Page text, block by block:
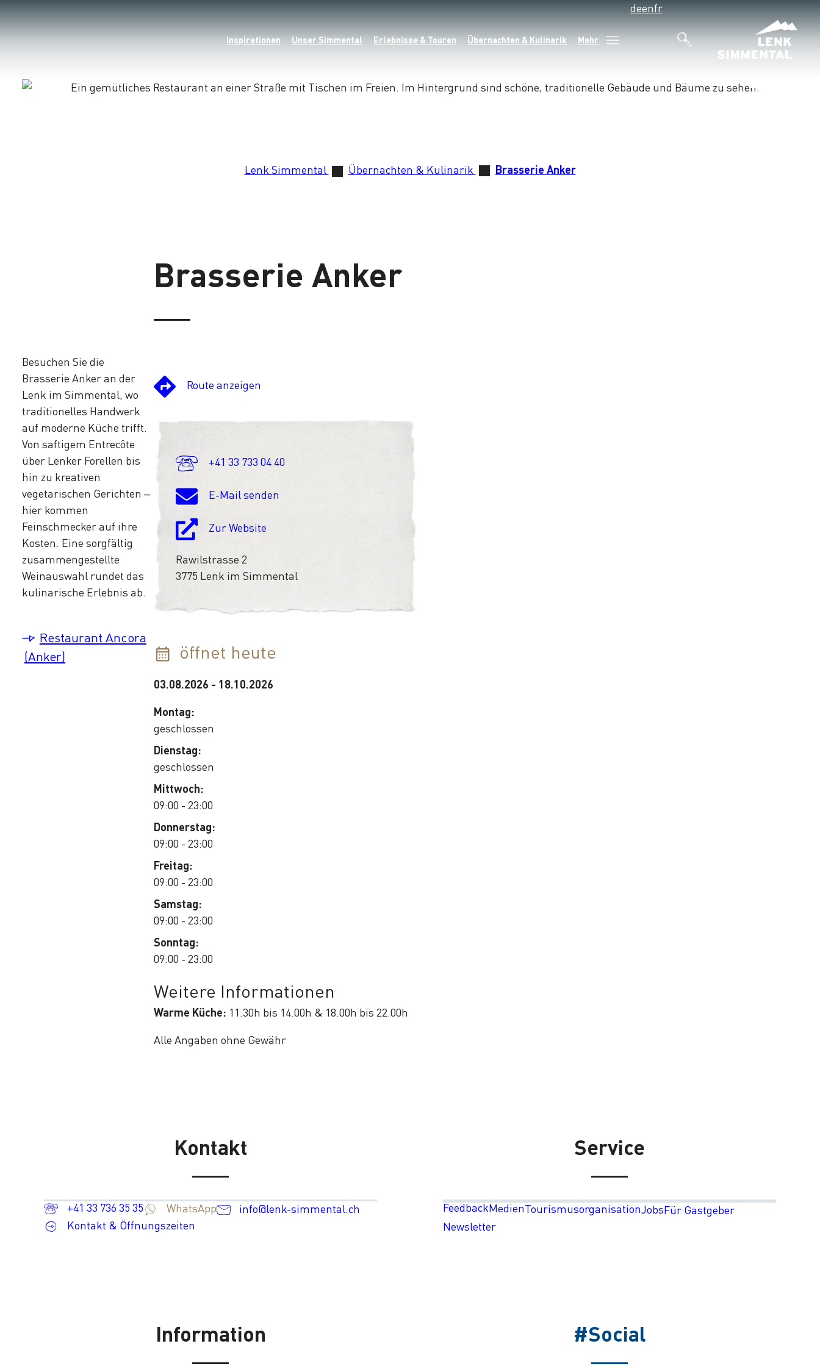
Inspirationen Unser Simmental Erlebnisse & Touren Übernachten & Kulinarik Mehr
deenfr
Lenk Simmental Übernachten & Kulinarik Brasserie Anker
Brasserie Anker
Besuchen Sie die
Brasserie Anker an der
Lenk im Simmental, wo
traditionelles Handwerk
auf moderne Küche trifft.
Von saftigem Entrecôte
über Lenker Forellen bis
hin zu kreativen
vegetarischen Gerichten –
hier kommen
Feinschmecker auf ihre
Kosten. Eine sorgfältig
zusammengestellte
Weinauswahl rundet das
kulinarische Erlebnis ab.
Restaurant Ancora
(Anker)
Route anzeigen
+41 33 733 04 40
E-Mail senden
Zur Website
Rawilstrasse 2
3775 Lenk im Simmental
öffnet heute
03.08.2026 - 18.10.2026
Montag:
geschlossen
Dienstag:
geschlossen
Mittwoch:
09:00 - 23:00
Donnerstag:
09:00 - 23:00
Freitag:
09:00 - 23:00
Samstag:
09:00 - 23:00
Sonntag:
09:00 - 23:00
Weitere Informationen
Warme Küche: 11.30h bis 14.00h & 18.00h bis 22.00h
Alle Angaben ohne Gewähr
Kontakt
+41 33 736 35 35 WhatsApp
info@lenk-simmental.ch
Kontakt & Öffnungszeiten
Service
FeedbackMedienTourismusorganisationJobsFür Gastgeber
Newsletter
Information #Social